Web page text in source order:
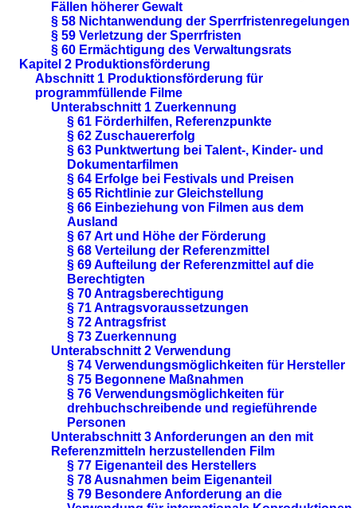
Fällen höherer Gewalt
§ 58 Nichtanwendung der Sperrfristenregelungen
§ 59 Verletzung der Sperrfristen
§ 60 Ermächtigung des Verwaltungsrats
Kapitel 2 Produktionsförderung
Abschnitt 1 Produktionsförderung für
programmfüllende Filme
Unterabschnitt 1 Zuerkennung
§ 61 Förderhilfen, Referenzpunkte
§ 62 Zuschauererfolg
§ 63 Punktwertung bei Talent-, Kinder- und
Dokumentarfilmen
§ 64 Erfolge bei Festivals und Preisen
§ 65 Richtlinie zur Gleichstellung
§ 66 Einbeziehung von Filmen aus dem
Ausland
§ 67 Art und Höhe der Förderung
§ 68 Verteilung der Referenzmittel
§ 69 Aufteilung der Referenzmittel auf die
Berechtigten
§ 70 Antragsberechtigung
§ 71 Antragsvoraussetzungen
§ 72 Antragsfrist
§ 73 Zuerkennung
Unterabschnitt 2 Verwendung
§ 74 Verwendungsmöglichkeiten für Hersteller
§ 75 Begonnene Maßnahmen
§ 76 Verwendungsmöglichkeiten für
drehbuchschreibende und regieführende
Personen
Unterabschnitt 3 Anforderungen an den mit
Referenzmitteln herzustellenden Film
§ 77 Eigenanteil des Herstellers
§ 78 Ausnahmen beim Eigenanteil
§ 79 Besondere Anforderung an die